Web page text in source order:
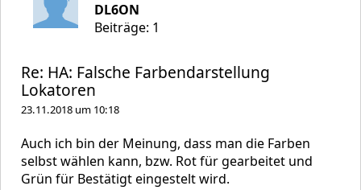
DL6ON
Beiträge: 1
Re: HA: Falsche Farbendarstellung
Lokatoren
23.11.2018 um 10:18
Auch ich bin der Meinung, dass man die Farben
selbst wählen kann, bzw. Rot für gearbeitet und
Grün für Bestätigt eingestelt wird.